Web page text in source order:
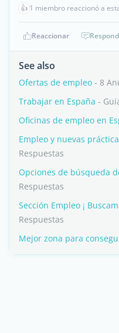
👍 1 miembro reaccionó a
Reaccionar
See also
Ofertas de empleo - 8
Trabajar en España -
Oficinas de empleo en
Empleo y nuevas
Respuestas
Opciones de búsqueda
Respuestas
Sección Empleo ¡
Respuestas
Mejor zona para